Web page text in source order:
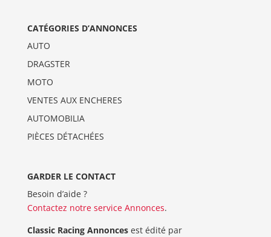
CATÉGORIES D’ANNONCES
AUTO
DRAGSTER
MOTO
VENTES AUX ENCHERES
AUTOMOBILIA
PIÈCES DÉTACHÉES
GARDER LE CONTACT
Besoin d’aide ?
Contactez notre service Annonces.
Classic Racing Annoncesest édité par